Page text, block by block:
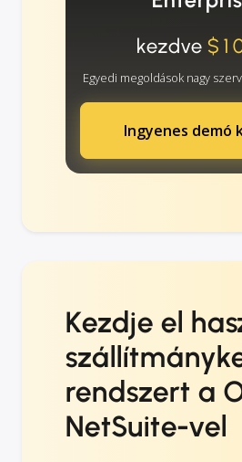
kezdve
Egyedi megoldások nagy
Ingyenes demó
Kezdje el
rendszert a
NetSuite-vel